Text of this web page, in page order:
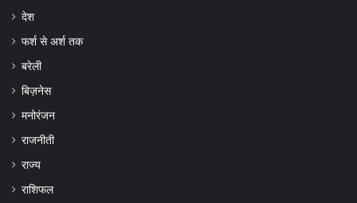
देश
फर्श से अर्श तक
बरेली
बिज़नेस
मनोरंजन
राजनीती
राज्य
राशिफल